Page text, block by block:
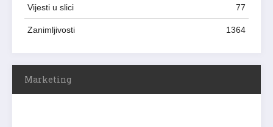
Vijesti u slici 77
Zanimljivosti 1364
Marketing